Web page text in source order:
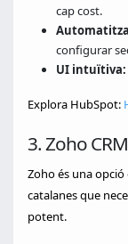
cap cost.
configurar
UI intuïtiva:
Explora HubSpot:
3. Zoho
Zoho és una opció
catalanes que
potent.